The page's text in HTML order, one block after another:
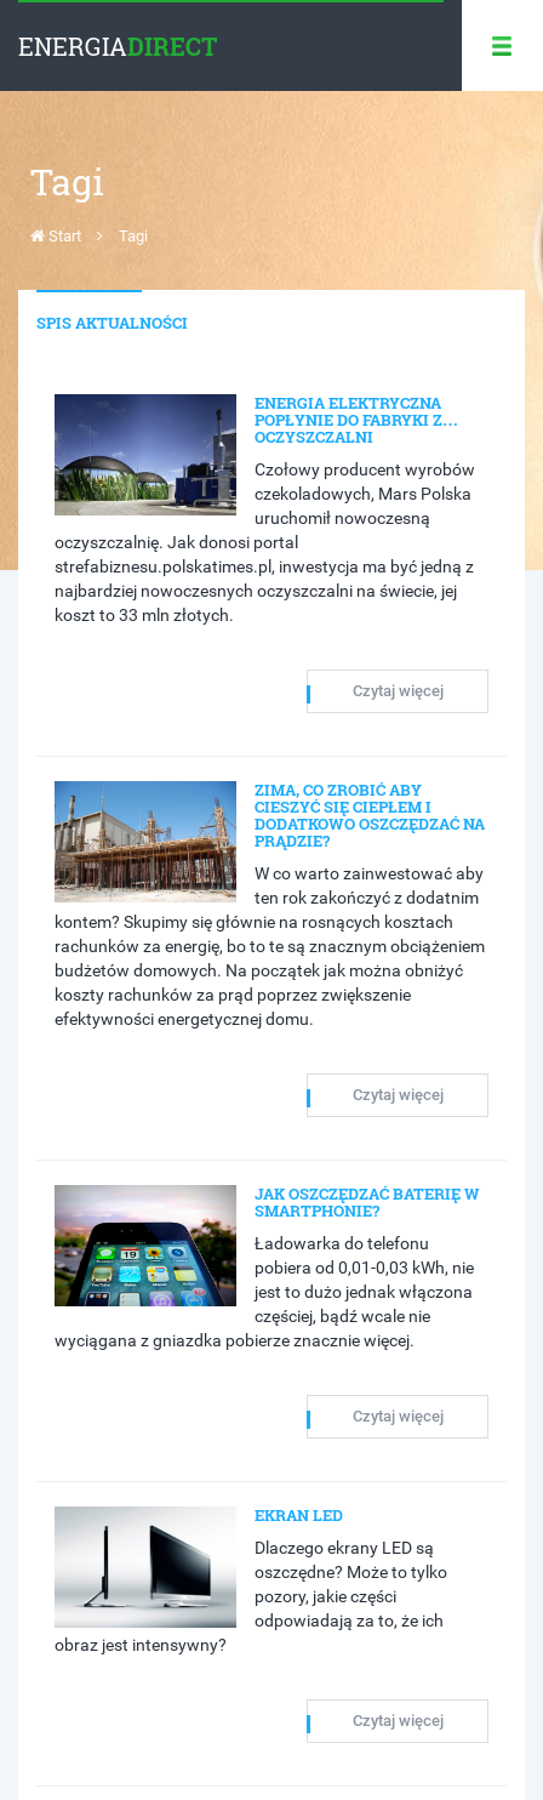
ENERGIADIRECT
Tagi
Start Tagi
SPIS AKTUALNOŚCI
ENERGIA ELEKTRYCZNA
POPŁYNIE DO FABRYKI Z…
OCZYSZCZALNI
Czołowy producent wyrobów
czekoladowych, Mars Polska
uruchomił nowoczesną
oczyszczalnię. Jak donosi portal
strefabiznesu.polskatimes.pl, inwestycja ma być jedną z
najbardziej nowoczesnych oczyszczalni na świecie, jej
koszt to 33 mln złotych.
Czytaj więcej
ZIMA, CO ZROBIĆ ABY
CIESZYĆ SIĘ CIEPŁEM I
DODATKOWO OSZCZĘDZAĆ NA
PRĄDZIE?
W co warto zainwestować aby
ten rok zakończyć z dodatnim
kontem? Skupimy się głównie na rosnących kosztach
rachunków za energię, bo to te są znacznym obciążeniem
budżetów domowych. Na początek jak można obniżyć
koszty rachunków za prąd poprzez zwiększenie
efektywności energetycznej domu.
Czytaj więcej
JAK OSZCZĘDZAĆ BATERIĘ W
SMARTPHONIE?
Ładowarka do telefonu
pobiera od 0,01-0,03 kWh, nie
jest to dużo jednak włączona
częściej, bądź wcale nie
wyciągana z gniazdka pobierze znacznie więcej.
Czytaj więcej
EKRAN LED
Dlaczego ekrany LED są
oszczędne? Może to tylko
pozory, jakie części
odpowiadają za to, że ich
obraz jest intensywny​?
Czytaj więcej